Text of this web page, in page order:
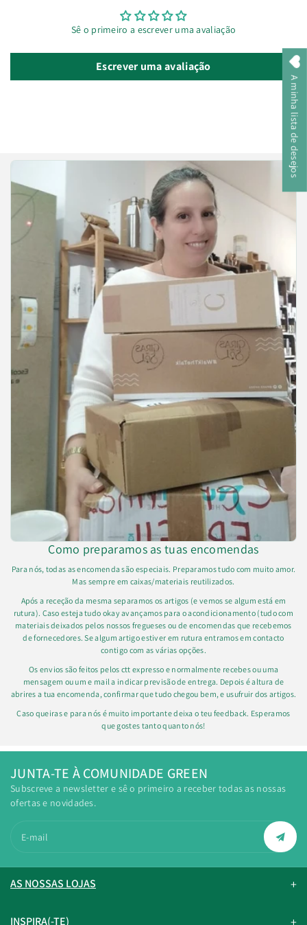
Sê o primeiro a escrever uma avaliação
Escrever uma avaliação
Como preparamos as tuas encomendas
Para nós, todas as encomenda são especiais. Preparamos tudo com muito amor.
Mas sempre em caixas/materiais reutilizados.
Após a receção da mesma separamos os artigos (e vemos se algum está em
rutura). Caso esteja tudo okay avançamos para o acondicionamento (tudo com
materiais deixados pelos nossos fregueses ou de encomendas que recebemos
de fornecedores. Se algum artigo estiver em rutura entramos em contacto
contigo com as várias opções.
Os envios são feitos pelos ctt expresso e normalmente recebes ou uma
mensagem ou um e mail a indicar previsão de entrega. Depois é altura de
abrires a tua encomenda, confirmar que tudo chegou bem, e usufruir dos artigos.
Caso queiras e para nós é muito importante deixa o teu feedback. Esperamos
que gostes tanto quanto nós!
JUNTA-TE À COMUNIDADE GREEN
Subscreve a newsletter e sê o primeiro a receber todas as nossas
ofertas e novidades.
E-mail
AS NOSSAS LOJAS
INSPIRA(-TE)
A minha lista de desejos